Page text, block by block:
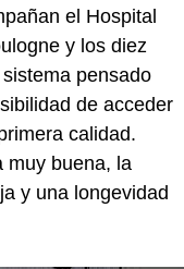
el Hospital
y los diez
pensado
de acceder
calidad.
muy buena, la
y una longevidad